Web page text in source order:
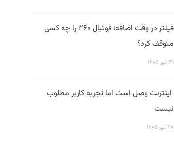
فیلتر در وقت اضافه؛ فوتبال ۳۶۰ را چه کسی
متوقف کرد؟
۳۱ تیر ۱۴۰۵
اینترنت وصل است اما تجربه کاربر مطلوب
نیست
۲۸ تیر ۱۴۰۵